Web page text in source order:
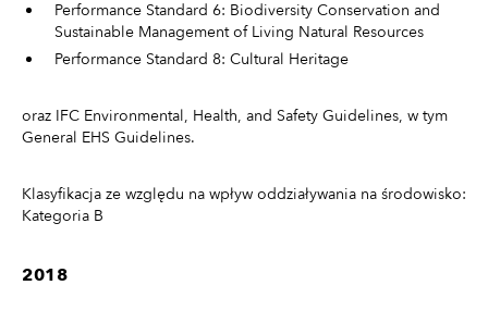
Performance Standard 6: Biodiversity Conservation and
Sustainable Management of Living Natural Resources
Performance Standard 8: Cultural Heritage
oraz IFC Environmental, Health, and Safety Guidelines, w tym
General EHS Guidelines.
Klasyfikacja ze względu na wpływ oddziaływania na środowisko:
Kategoria B
2018